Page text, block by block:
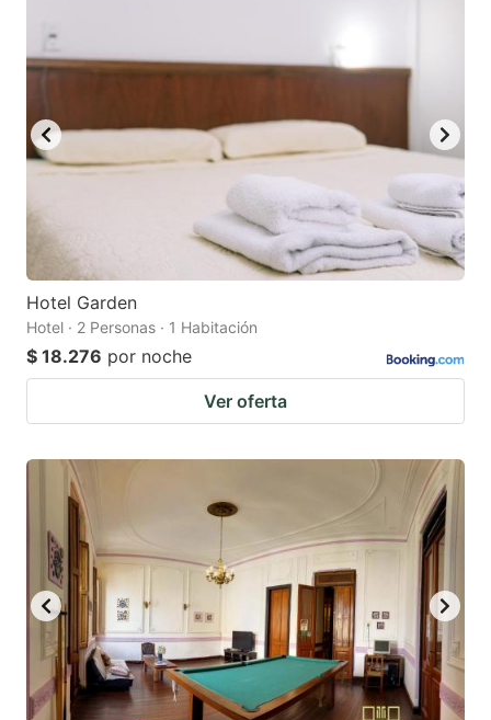
Hotel Garden
Hotel · 2 Personas · 1 Habitación
$ 18.276 por noche
Ver oferta